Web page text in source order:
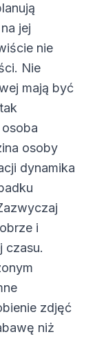
jej
nie
Nie
mają być
osoby
dynamika
i
czasu.
zdjęć
niż